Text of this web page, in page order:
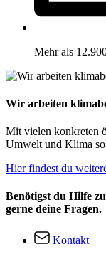
Mehr als
Wir arbeiten
Mit vielen konkreten
Umwelt und Klima
Hier findest du
Benötigst du Hilfe
gerne deine Fragen.
Kontakt